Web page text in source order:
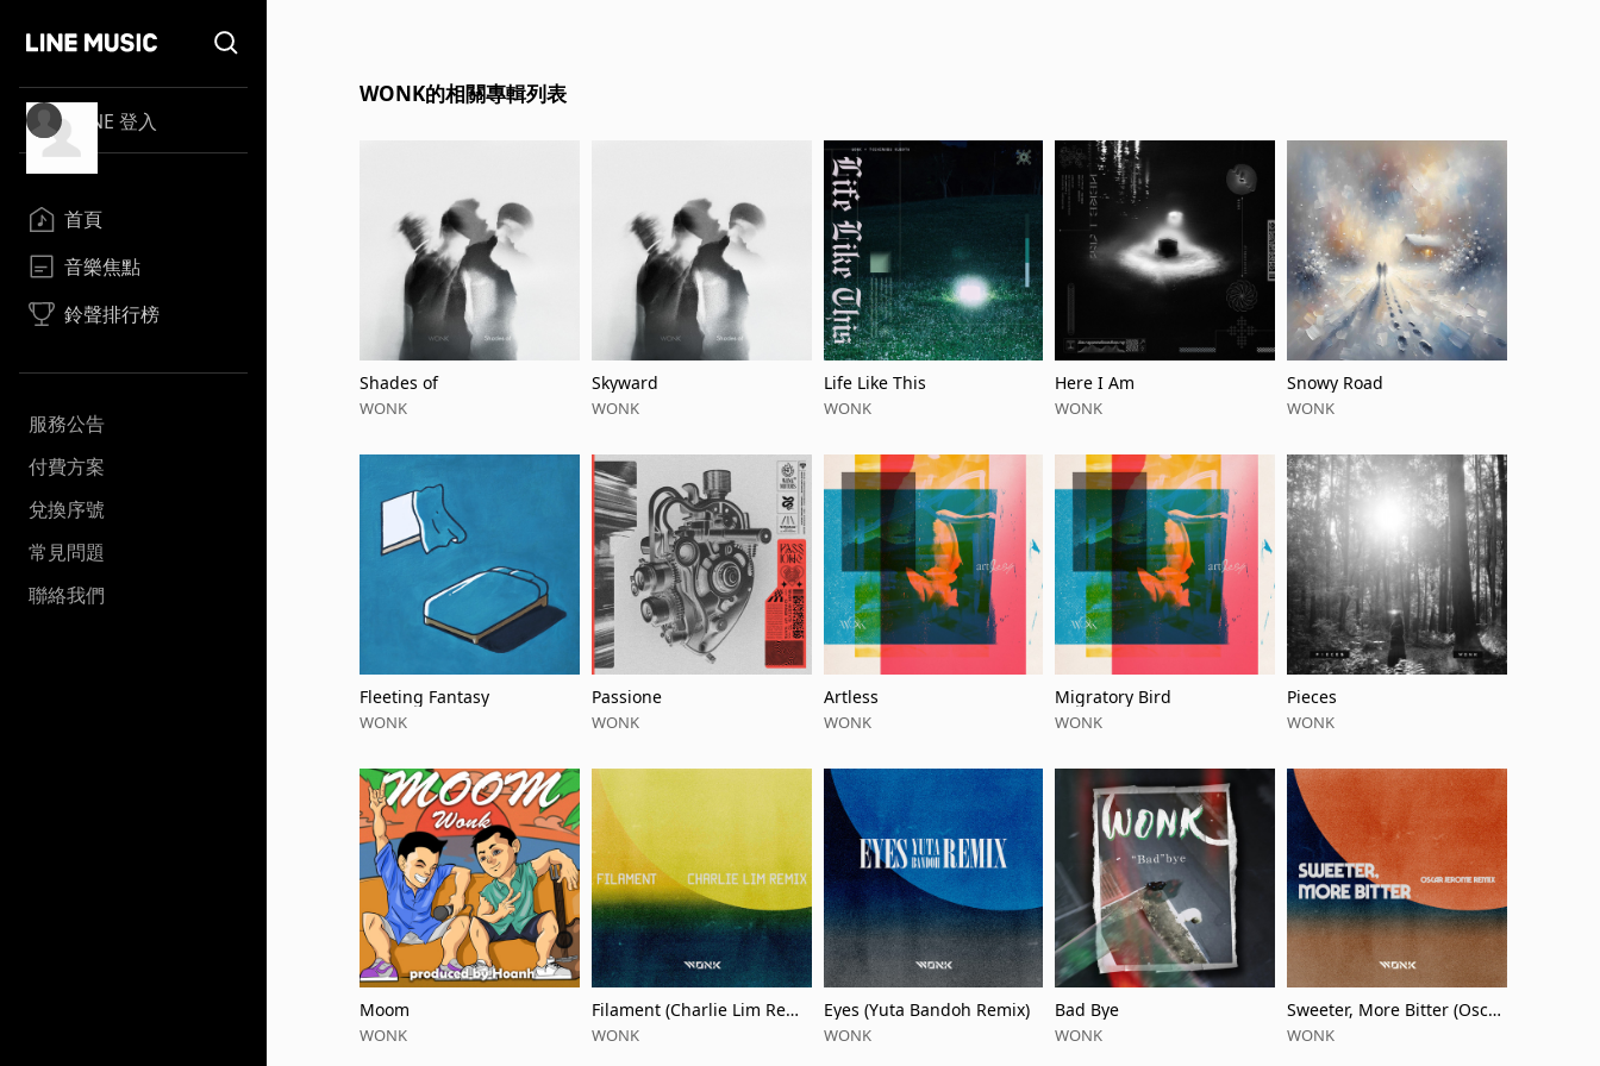
LINE 登入
首頁
音樂焦點
鈴聲排行榜
服務公告
付費方案
兌換序號
常見問題
聯絡我們
WONK的相關專輯列表
Shades of
WONK
Skyward
WONK
Life Like This
WONK
Here I Am
WONK
Snowy Road
WONK
Fleeting Fantasy
WONK
Passione
WONK
Artless
WONK
Migratory Bird
WONK
Pieces
WONK
Moom
WONK
Filament (Charlie Lim Remi
x)
WONK
Eyes (Yuta Bandoh Remix)
WONK
Bad Bye
WONK
Sweeter, More Bitter (Oscar
Jerome Remix)
WONK